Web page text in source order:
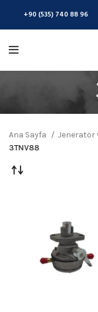
Ana Sayfa Jeneratör
3TNV88
+90 (535) 740 88 96